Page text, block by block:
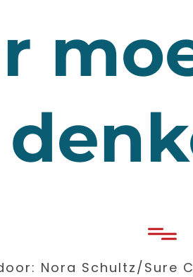
Nora Schultz/